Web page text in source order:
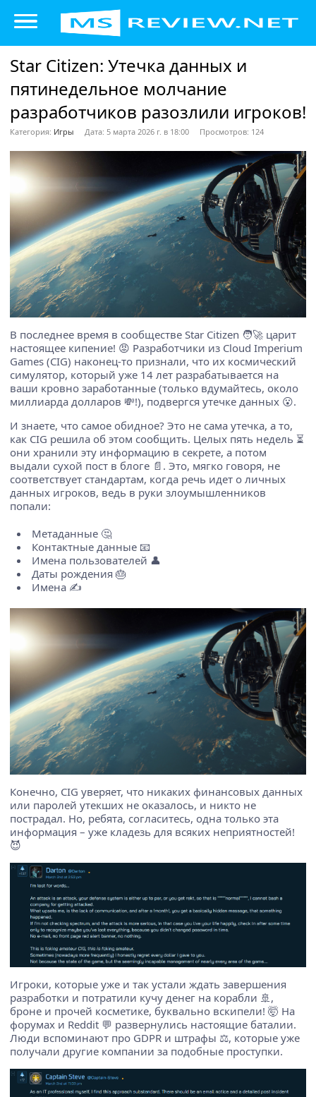
Star Citizen: Утечка данных и
пятинедельное молчание
разработчиков разозлили игроков!
Категория: Игры Дата: 5 марта 2026 г. в 18:00 Просмотров: 124
В последнее время в сообществе Star Citizen 🧑‍🚀 царит
настоящее кипение! 😡 Разработчики из Cloud Imperium
Games (CIG) наконец-то признали, что их космический
симулятор, который уже 14 лет разрабатывается на
ваши кровно заработанные (только вдумайтесь, около
миллиарда долларов 💸!), подвергся утечке данных 😮.
И знаете, что самое обидное? Это не сама утечка, а то,
как CIG решила об этом сообщить. Целых пять недель ⏳
они хранили эту информацию в секрете, а потом
выдали сухой пост в блоге 📄. Это, мягко говоря, не
соответствует стандартам, когда речь идет о личных
данных игроков, ведь в руки злоумышленников
попали:
Метаданные 🤔
Контактные данные 📧
Имена пользователей 👤
Даты рождения 🎂
Имена ✍️
Конечно, CIG уверяет, что никаких финансовых данных
или паролей утекших не оказалось, и никто не
пострадал. Но, ребята, согласитесь, одна только эта
информация – уже кладезь для всяких неприятностей!
😈
Игроки, которые уже и так устали ждать завершения
разработки и потратили кучу денег на корабли 🚢,
броне и прочей косметике, буквально вскипели! 🤯 На
форумах и Reddit 💬 развернулись настоящие баталии.
Люди вспоминают про GDPR и штрафы ⚖️, которые уже
получали другие компании за подобные проступки.